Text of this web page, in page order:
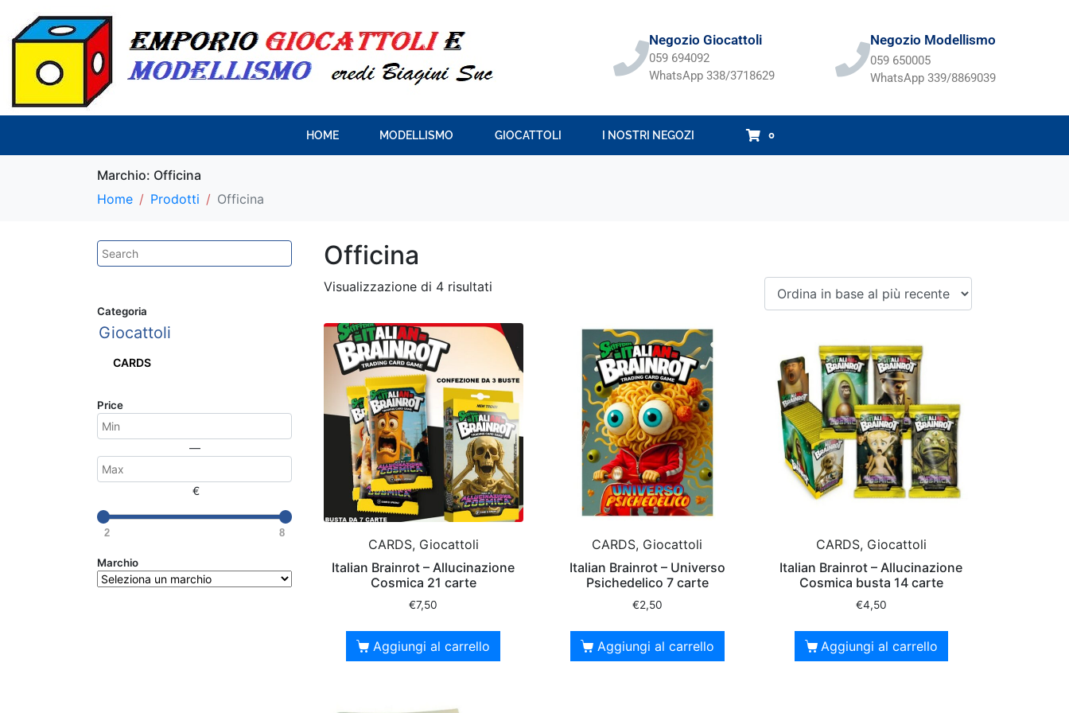
Negozio Giocattoli
059 694092
WhatsApp 338/3718629
Negozio Modellismo
059 650005
WhatsApp 339/8869039
HOME MODELLISMO GIOCATTOLI I NOSTRI NEGOZI 0
Marchio: Officina
Home
Prodotti Officina
Officina
Visualizzazione di 4 risultati
CARDS, Giocattoli
Italian Brainrot – Allucinazione
Cosmica 21 carte
€7,50
Aggiungi al carrello
CARDS, Giocattoli
Italian Brainrot – Universo
Psichedelico 7 carte
€2,50
Aggiungi al carrello
CARDS, Giocattoli
Italian Brainrot – Allucinazione
Cosmica busta 14 carte
€4,50
Aggiungi al carrello
Categoria
Giocattoli
CARDS
Price
—
€
2 8
Marchio